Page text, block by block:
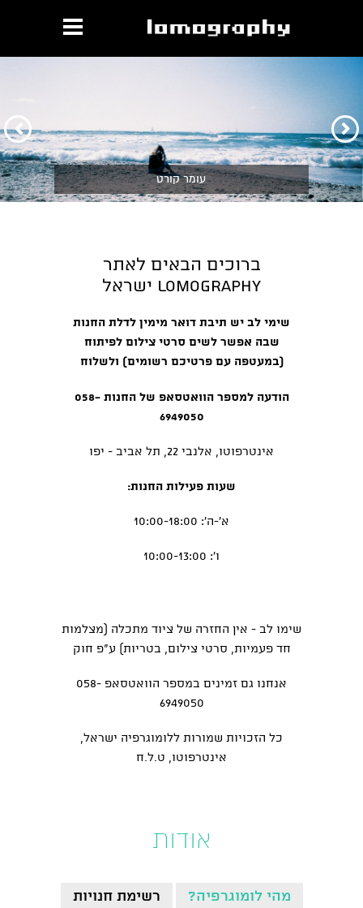
עומר קורט
הבא הקודם
ברוכים הבאים לאתר
lomography ישראל
שימי לב יש תיבת דואר מימין לדלת החנות
שבה אפשר לשים סרטי צילום לפיתוח
(במעטפה עם פרטיכם רשומים) ולשלוח
הודעה למספר הוואטסאפ של החנות 058-
6949050
אינטרפוטו, אלנבי 22, תל אביב - יפו
שעות פעילות החנות:
א'-ה': 10:00-18:00
ו': 10:00-13:00
שימו לב - אין החזרה של ציוד מתכלה (מצלמות
חד פעמיות, סרטי צילום, בטריות) ע"פ חוק
אנחנו גם זמינים במספר הוואטסאפ 058-
6949050
כל הזכויות שמורות ללומוגרפיה ישראל,
אינטרפוטו, ט.ל.ח
אודות
מהי לומוגרפיה?
רשימת חנויות